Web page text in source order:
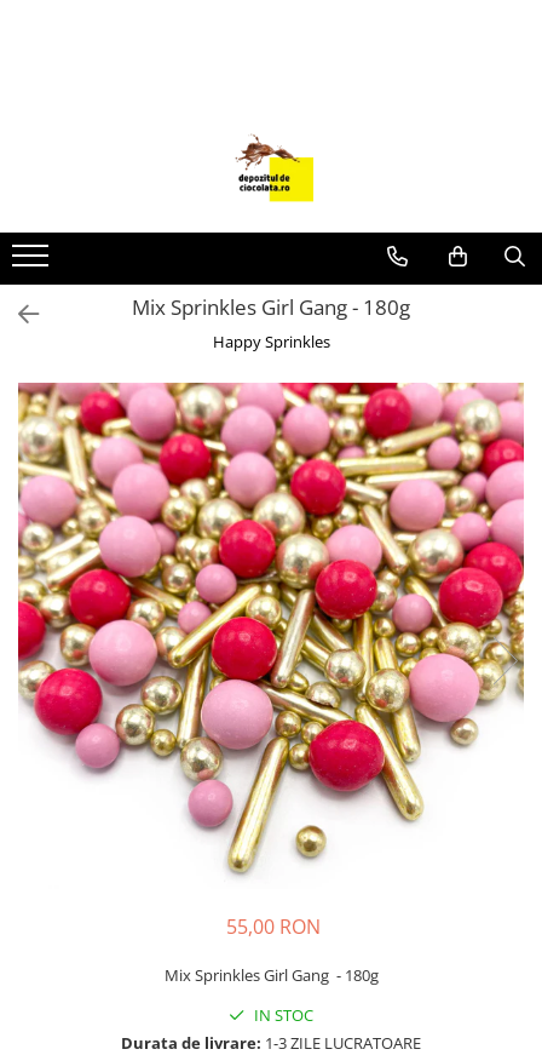
GLAZURI, UMPLUTURI, CREME
USTENSILE SI FORME SILICON
PASTA DE ZAHAR
DIVERSE
FRISCA, UNT, LAPTE CONDENSAT
COJI TARTE
AROME
Mix Sprinkles Girl Gang - 180g
Happy Sprinkles
55,00 RON
Mix Sprinkles Girl Gang - 180g
IN STOC
Durata de livrare: 1-3 ZILE LUCRATOARE